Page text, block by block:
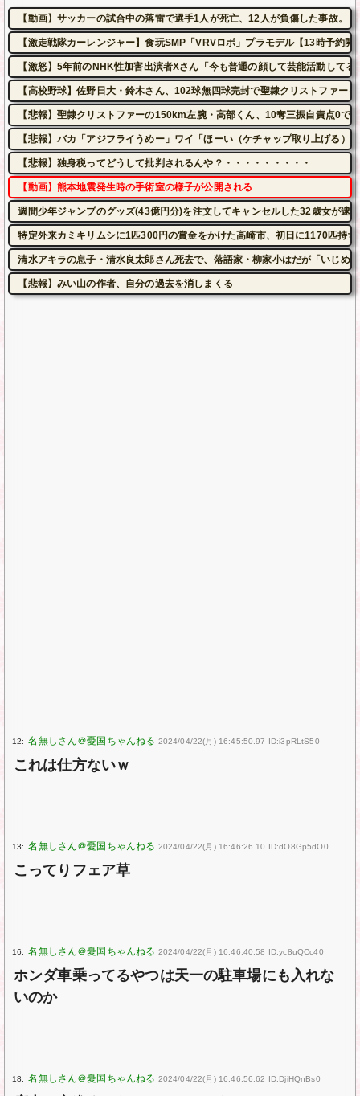
【動画】サッカーの試合中の落雷で選手1人が死亡、12人が負傷した事故。
【激走戦隊カーレンジャー】食玩SMP「VRVロボ」プラモデル【13時予約開
【激怒】5年前のNHK性加害出演者Xさん「今も普通の顔して芸能活動して
【高校野球】佐野日大・鈴木さん、102球無四球完封で聖隷クリストファー
【悲報】聖隷クリストファーの150km左腕・高部くん、10奪三振自責点0で
【悲報】バカ「アジフライうめー」ワイ「ほーい（ケチャップ取り上げる）
【悲報】独身税ってどうして批判されるんや？・・・・・・・・・
【動画】熊本地震発生時の手術室の様子が公開される
週間少年ジャンプのグッズ(43億円分)を注文してキャンセルした32歳女が逮捕
特定外来カミキリムシに1匹300円の賞金をかけた高崎市、初日に1170匹持ち
清水アキラの息子・清水良太郎さん死去で、落語家・柳家小はだが「いじめ
【悲報】みい山の作者、自分の過去を消しまくる
12: 2024/04/22(月) 16:45:50.97 ID:i3pRLtS50
これは仕方ないｗ
13: 2024/04/22(月) 16:46:26.10 ID:dO8Gp5dO0
こってりフェア草
16: 2024/04/22(月) 16:46:40.58 ID:yc8uQCc40
ホンダ車乗ってるやつは天一の駐車場にも入れな
いのか
18: 2024/04/22(月) 16:46:56.62 ID:DjiHQnBs0